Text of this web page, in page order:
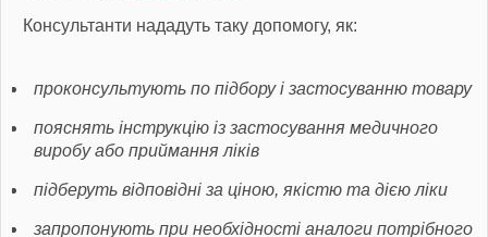
Консультанти нададуть таку допомогу, як:
проконсультують по підбору і застосуванню товару
пояснять інструкцію із застосування медичного
виробу або приймання ліків
підберуть відповідні за ціною, якістю та дією ліки
запропонують при необхідності аналоги потрібного